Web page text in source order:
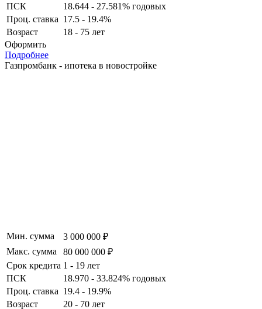
ПСК
18.644 - 27.581% годовых
Проц. ставка 17.5 - 19.4%
Возраст
18 - 75 лет
Оформить
Подробнее
Газпромбанк - ипотека в новостройке
Мин. сумма
3 000 000 ₽
Макс. сумма
80 000 000 ₽
Срок кредита 1 - 19 лет
ПСК
18.970 - 33.824% годовых
Проц. ставка 19.4 - 19.9%
Возраст
20 - 70 лет